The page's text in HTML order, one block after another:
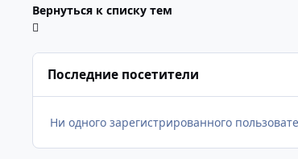
Вернуться к списку тем
Последние посетители
Ни одного зарегистрированного